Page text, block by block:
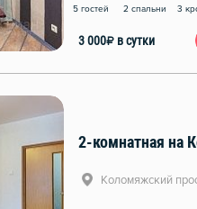
5 гостей 2 спальни 3
3 000₽ в сутки
2-комнатная на
Коломяжский